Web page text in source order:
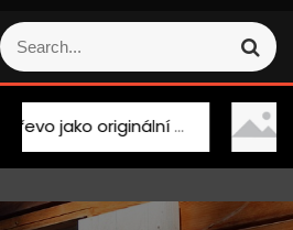
S
e
S
a
r
c
h
doplněk Kosmetika